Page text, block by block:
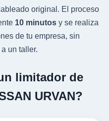
original. El proceso
10 minutosy se realiza
de tu empresa, sin
un taller.
limitador de
URVAN?